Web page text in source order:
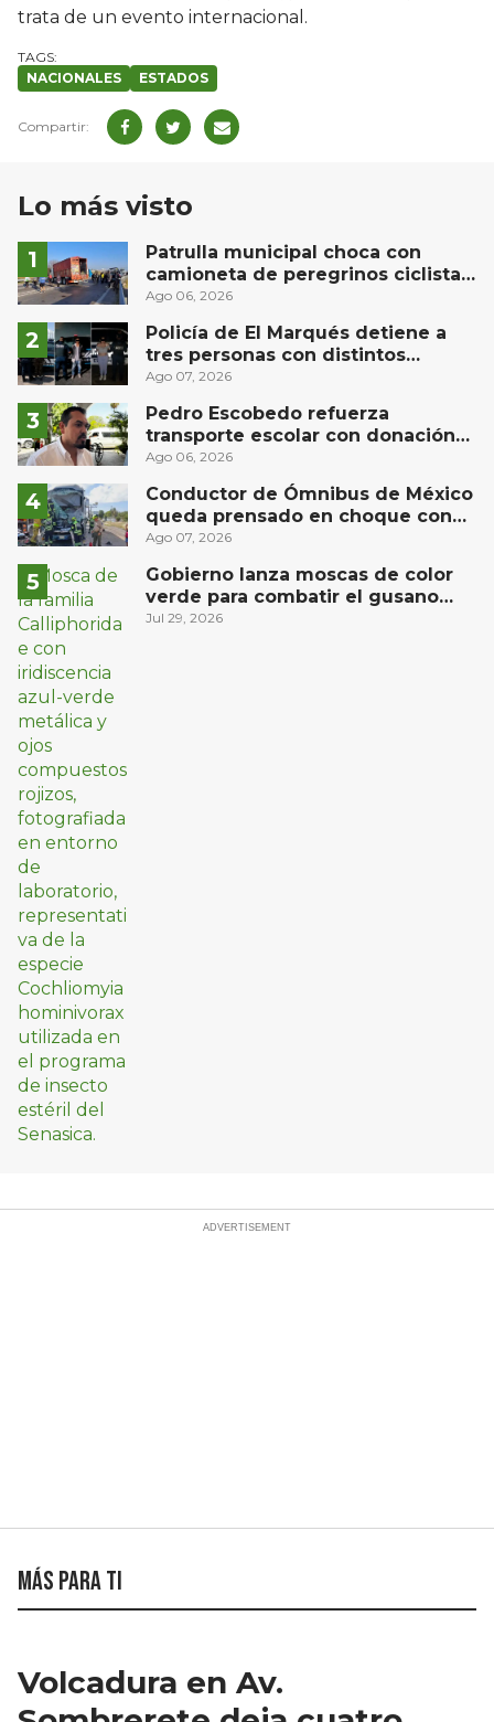
trata de un evento internacional.
NACIONALES ESTADOS
Lo más visto
Patrulla municipal choca con
camioneta de peregrinos ciclistas
en la autopista México-Querétaro
Ago 06, 2026
Policía de El Marqués detiene a
tres personas con distintos
narcóticos
Ago 07, 2026
Pedro Escobedo refuerza
transporte escolar con donación
de camión de Flecha Amarilla para
Ago 06, 2026
Conductor de Ómnibus de México
queda prensado en choque con
materialista en San Juan del Río
Ago 07, 2026
Gobierno lanza moscas de color
verde para combatir el gusano
barrenador: no las mates
Jul 29, 2026
Más para ti
Volcadura en Av.